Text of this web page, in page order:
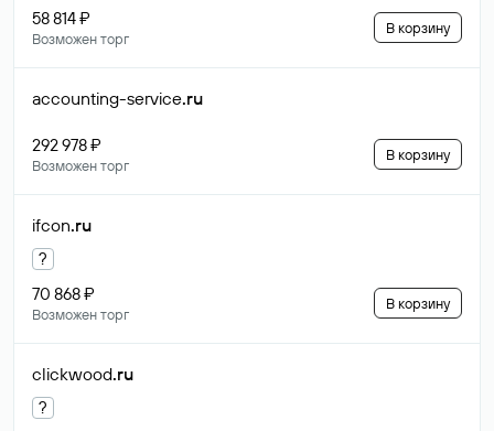
58 814 ₽
Возможен торг
В корзину
accounting-service.ru
292 978 ₽
Возможен торг
В корзину
ifcon.ru
?
70 868 ₽
Возможен торг
В корзину
clickwood.ru
?